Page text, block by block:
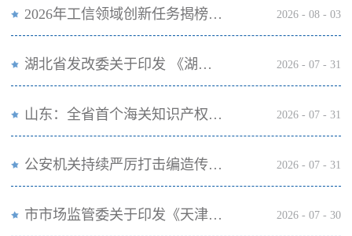
2026年工信领域创新任务揭榜挂帅工作启动 2026 - 08 - 03
湖北省发改委关于印发 《湖北省公共信用信息目录（2026年版）》的通知 2026 - 07 - 31
山东：全省首个海关知识产权技术调查官制度落地济南自贸片区 2026 - 07 - 31
公安机关持续严厉打击编造传播涉汛涉灾网络谣言 2026 - 07 - 31
市市场监管委关于印发《天津市连锁企业食品经营许可“先证后核”信用承诺审批实施办法》的通知 2026 - 07 - 30